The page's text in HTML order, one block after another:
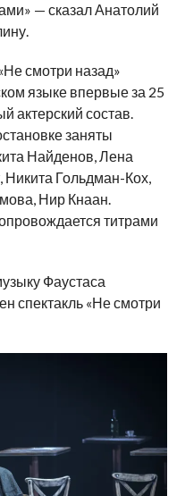
— сказал Анатолий
смотри назад»
языке впервые за 25
актерский состав.
заняты
Найденов, Лена
Гольдман-Кох,
Нир Кнаан.
титрами
Фаустаса
спектакль «Не смотри